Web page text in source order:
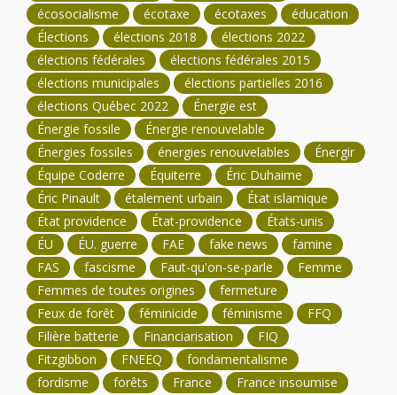
écosocialisme
écotaxe écotaxes
éducation
Élections
élections 2018
élections 2022
élections fédérales
élections fédérales 2015
élections municipales
élections partielles 2016
élections Québec 2022
Énergie est
Énergie fossile
Énergie renouvelable
Énergies fossiles
énergies renouvelables
Énergir
Équipe Coderre
Équiterre
Éric Duhaime
Éric Pinault
étalement urbain
État islamique
État providence
État-providence
États-unis
ÉU
ÉU. guerre FAE fake news
famine
FAS
fascisme Faut-qu'on-se-parle
Femme
Femmes de toutes origines
fermeture
Feux de forêt
féminicide féminisme
FFQ
Filière batterie
Financiarisation
FIQ
Fitzgibbon
FNEEQ
fondamentalisme
fordisme
forêts France
France insoumise